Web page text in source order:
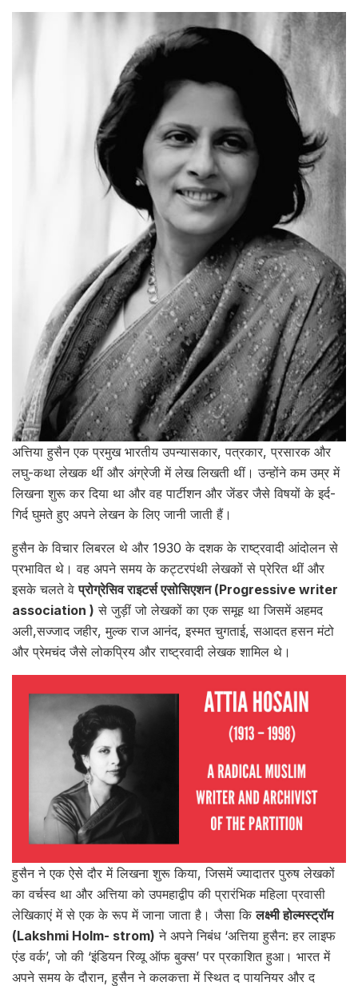
अत्तिया हुसैन एक प्रमुख भारतीय उपन्यासकार, पत्रकार, प्रसारक और
लघु-कथा लेखक थीं और अंग्रेजी में लेख लिखती थीं। उन्होंने कम उम्र में
लिखना शुरू कर दिया था और वह पार्टीशन और जेंडर जैसे विषयों के इर्द-
गिर्द घुमते हुए अपने लेखन के लिए जानी जाती हैं।
हुसैन के विचार लिबरल थे और 1930 के दशक के राष्ट्रवादी आंदोलन से
प्रभावित थे। वह अपने समय के कट्टरपंथी लेखकों से प्रेरित थीं और
इसके चलते वेप्रोग्रेसिव राइटर्स एसोसिएशन (Progressive writer
association ) से जुड़ीं जो लेखकों का एक समूह था जिसमें अहमद
अली,सज्जाद जहीर, मुल्क राज आनंद, इस्मत चुगताई, सआदत हसन मंटो
और प्रेमचंद जैसे लोकप्रिय और राष्ट्रवादी लेखक शामिल थे।
हुसैन ने एक ऐसे दौर में लिखना शुरू किया, जिसमें ज्यादातर पुरुष लेखकों
का वर्चस्व था और अत्तिया को उपमहाद्वीप की प्रारंभिक महिला प्रवासी
लेखिकाएं में से एक के रूप में जाना जाता है। जैसा किलक्ष्मी होल्मस्ट्रॉम
(Lakshmi Holm- strom) ने अपने निबंध ‘अत्तिया हुसैन: हर लाइफ
एंड वर्क’, जो की ‘इंडियन रिव्यू ऑफ बुक्स’ पर प्रकाशित हुआ। भारत में
अपने समय के दौरान, हुसैन ने कलकत्ता में स्थित द पायनियर और द